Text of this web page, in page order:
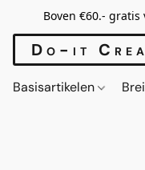
Boven €60.-
Do-it
Basisartikelen